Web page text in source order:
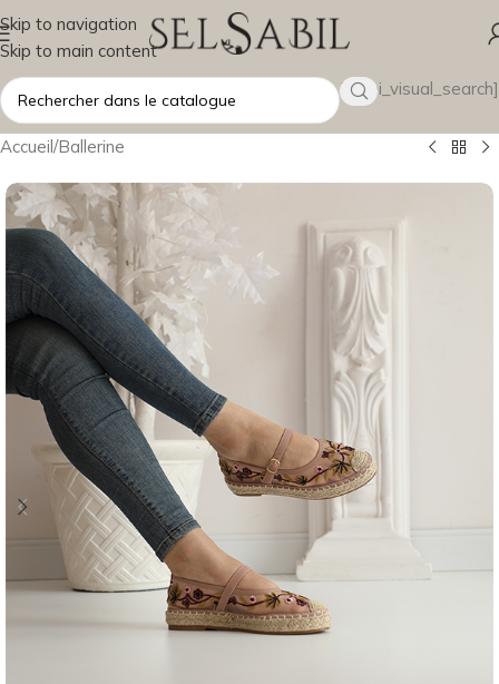
Skip to navigation
Skip to main content
[wsbi_visual_search]
Accueil/Ballerine